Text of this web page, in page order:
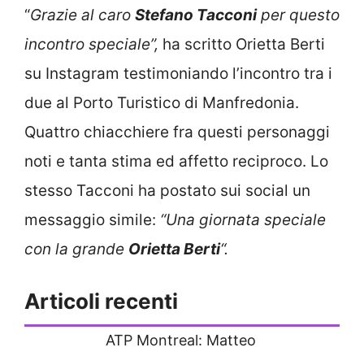
“Grazie al caro Stefano Tacconiper questo
incontro speciale”, ha scritto Orietta Berti
su Instagram testimoniando l’incontro tra i
due al Porto Turistico di Manfredonia.
Quattro chiacchiere fra questi personaggi
noti e tanta stima ed affetto reciproco. Lo
stesso Tacconi ha postato sui social un
messaggio simile: “Una giornata speciale
con la grande Orietta Berti“.
Articoli recenti
ATP Montreal: Matteo